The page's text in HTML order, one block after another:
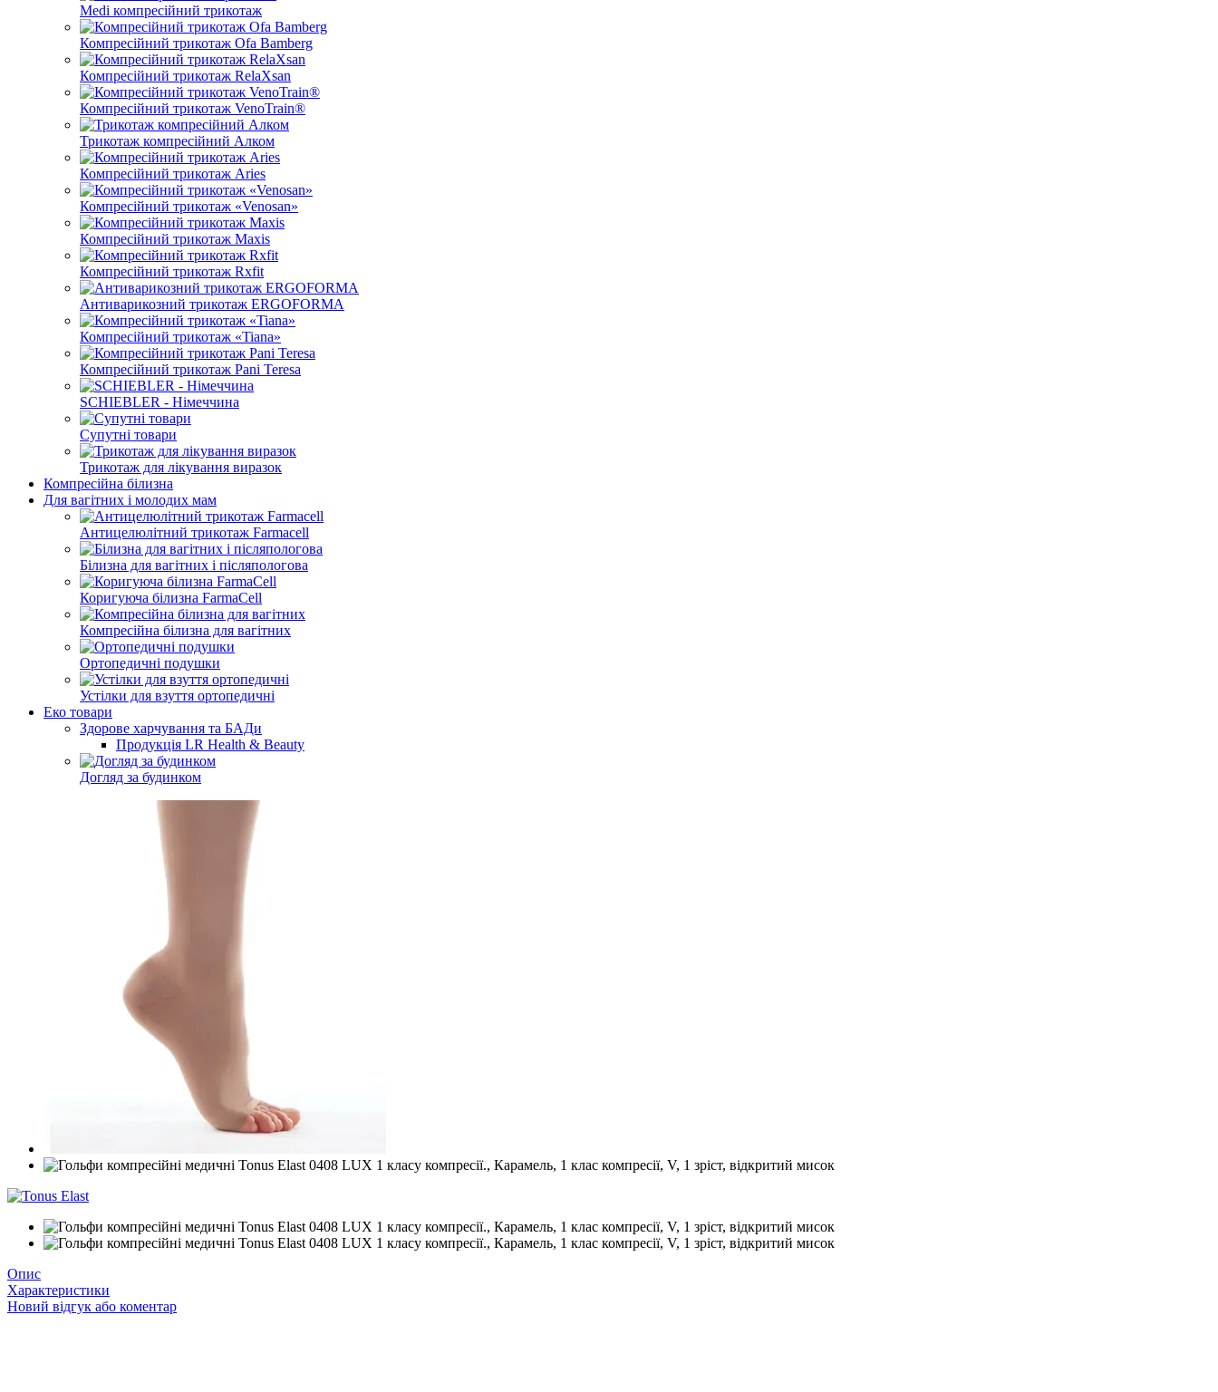
Medi компресійний трикотаж
Компресійний трикотаж Ofa Bamberg
Компресійний трикотаж RelaXsan
Компресійний трикотаж VenoTrain®
Трикотаж компресійний Алком
Компресійний трикотаж Aries
Компресійний трикотаж «Venosan»
Компресійний трикотаж Maxis
Компресійний трикотаж Rxfit
Антиварикозний трикотаж ERGOFORMA
Компресійний трикотаж «Tiana»
Компресійний трикотаж Pani Teresa
SCHIEBLER - Німеччина
Супутні товари
Трикотаж для лікування виразок
Компресійна білизна
Для вагітних і молодих мам
Антицелюлітний трикотаж Farmacell
Білизна для вагітних і післяпологова
Коригуюча білизна FarmaCell
Компресійна білизна для вагітних
Ортопедичні подушки
Устілки для взуття ортопедичні
Еко товари
Здорове харчування та БАДи
Продукція LR Health & Beauty
Догляд за будинком
Опис
Характеристики
Новий відгук або коментар